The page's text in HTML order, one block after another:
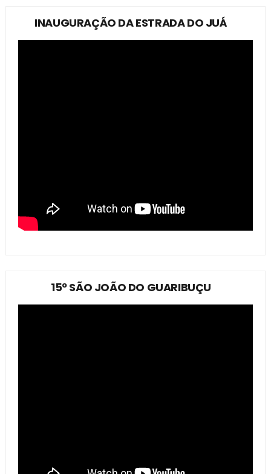
INAUGURAÇÃO DA ESTRADA DO JUÁ
15º SÃO JOÃO DO GUARIBUÇU